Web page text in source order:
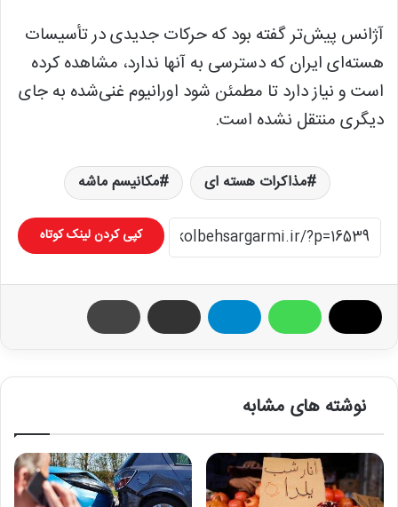
آژانس پیش‌تر گفته بود که حرکات جدیدی در تأسیسات
هسته‌ای ایران که دسترسی به آنها ندارد، مشاهده کرده
است و نیاز دارد تا مطمئن شود اورانیوم غنی‌شده به جای
دیگری منتقل نشده است.
مذاکرات هسته ای مکانیسم ماشه
کپی کردن لینک کوتاه
نوشته های مشابه